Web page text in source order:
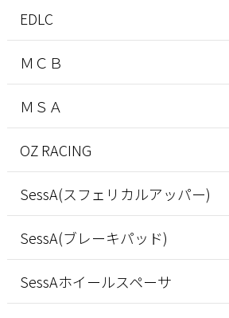
EDLC
ＭＣＢ
ＭＳＡ
OZ RACING
SessA(スフェリカルアッパー)
SessA(ブレーキパッド)
SessAホイールスペーサ